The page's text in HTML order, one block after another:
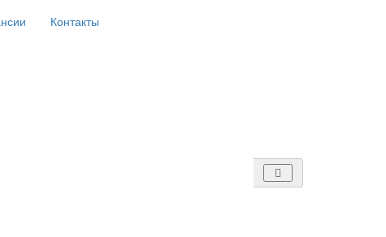
Контакты